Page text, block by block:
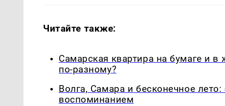
Читайте также:
Самарская квартира на бумаге и
по-разному?
Волга, Самара и бесконечное
воспоминанием